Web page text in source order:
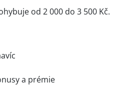
od 2 000 do 3 500 Kč.
a prémie